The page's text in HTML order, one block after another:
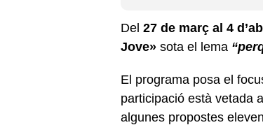
Del 27 de març al 4
Jove» sota el lema
El programa posa el
participació està vetada
algunes propostes